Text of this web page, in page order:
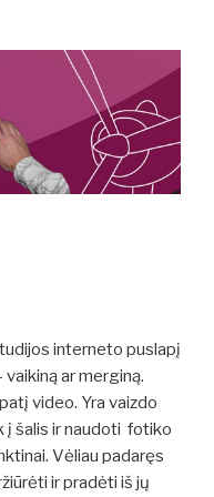
interneto puslapį
ar merginą.
video. Yra vaizdo
į šalis ir naudoti fotiko
Vėliau padaręs
ir pradėti iš jų